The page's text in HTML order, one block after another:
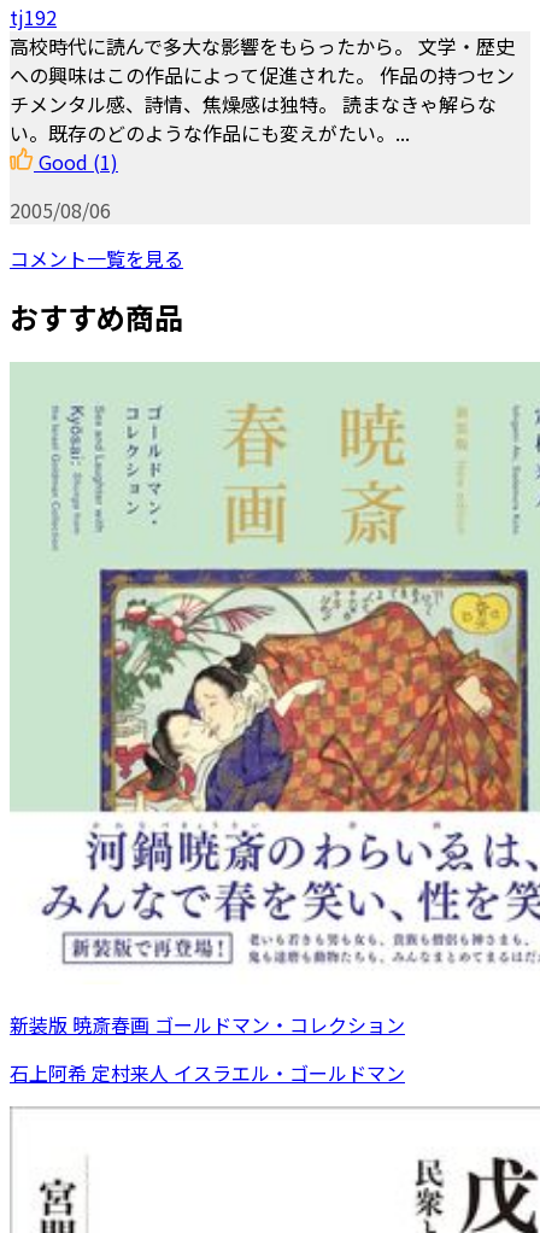
tj192
高校時代に読んで多大な影響をもらったから。 文学・歴史
への興味はこの作品によって促進された。 作品の持つセン
チメンタル感、詩情、焦燥感は独特。 読まなきゃ解らな
い。既存のどのような作品にも変えがたい。...
Good (1)
2005/08/06
コメント一覧を見る
おすすめ商品
新装版 暁斎春画 ゴールドマン・コレクション
石上阿希 定村来人 イスラエル・ゴールドマン